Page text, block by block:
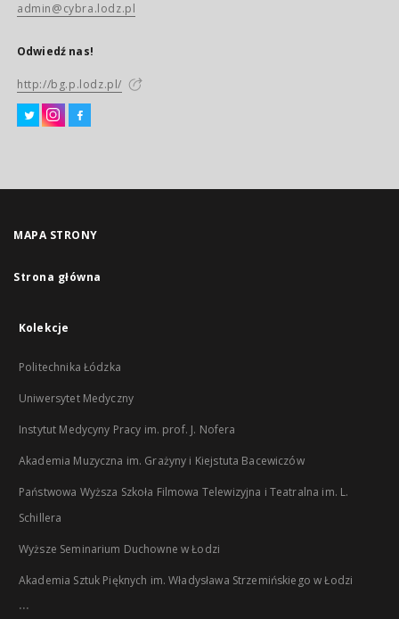
admin@cybra.lodz.pl
Odwiedź nas!
http://bg.p.lodz.pl/
MAPA STRONY
Strona główna
Kolekcje
Politechnika Łódzka
Uniwersytet Medyczny
Instytut Medycyny Pracy im. prof. J. Nofera
Akademia Muzyczna im. Grażyny i Kiejstuta Bacewiczów
Państwowa Wyższa Szkoła Filmowa Telewizyjna i Teatralna im. L.
Schillera
Wyższe Seminarium Duchowne w Łodzi
Akademia Sztuk Pięknych im. Władysława Strzemińskiego w Łodzi
...